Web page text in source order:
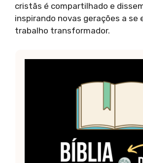
cristãs é compartilhado e
inspirando novas gerações a se
trabalho transformador.